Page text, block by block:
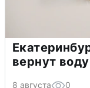
вернут воду
8 августа 0